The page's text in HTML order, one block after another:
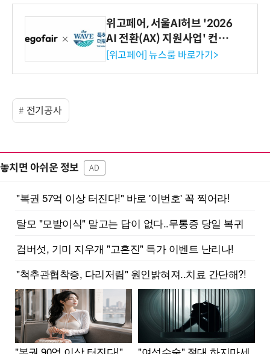
위고페어, 서울AI허브 '2026
AI 전환(AX) 지원사업' 컨소
시엄 선정
[위고페어] 뉴스룸 바로가기>
전기공사
놓치면 아쉬운 정보 AD